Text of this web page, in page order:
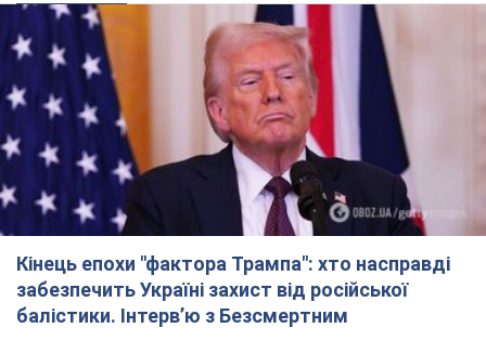
Кінець епохи "фактора Трампа": хто насправді
забезпечить Україні захист від російської
балістики. Інтерв’ю з Безсмертним